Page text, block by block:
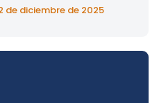
de diciembre de 2025